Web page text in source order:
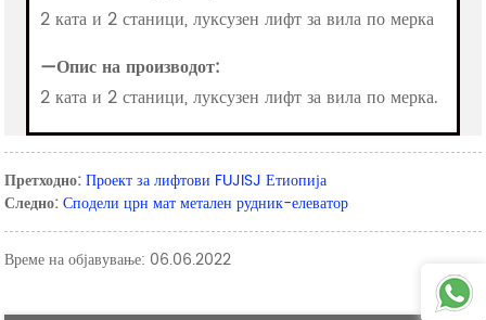
2 ката и 2 станици, луксузен лифт за вила по мерка
—Опис на производот:
2 ката и 2 станици, луксузен лифт за вила по мерка.
Претходно:Проект за лифтови FUJISJ Етиопија
Следно:Сподели црн мат метален рудник-елеватор
Време на објавување: 06.06.2022